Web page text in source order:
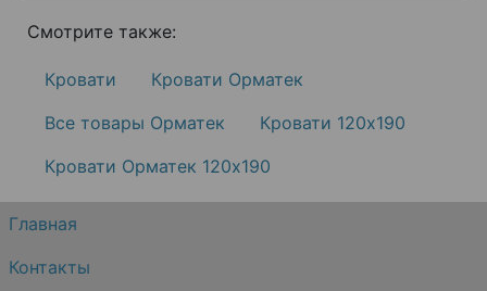
Смотрите также:
Кровати
Кровати Орматек
Все товары Орматек
Кровати 120х190
Кровати Орматек 120х190
Главная
Контакты